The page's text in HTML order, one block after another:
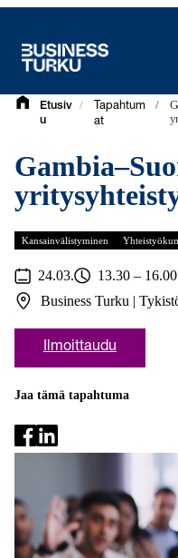
Etusiv
u
/
Tapahtum
at
/
Kansainvälistyminen
24.03.
13.30 – 16.00
Business Turku |
Ilmoittaudu
Jaa tämä tapahtuma